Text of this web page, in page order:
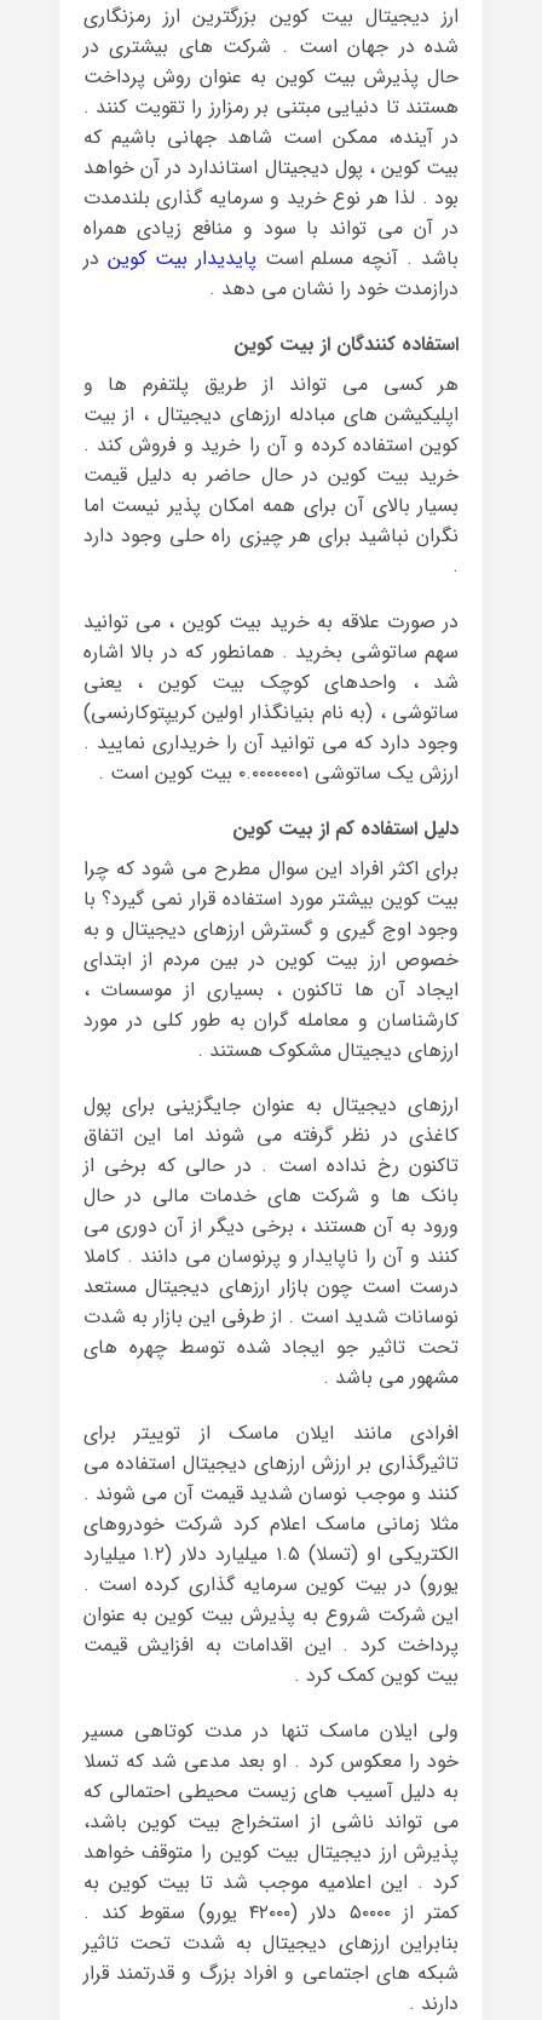
ارز دیجیتال بیت کوین بزرگترین ارز رمزنگاری
شده در جهان است . شرکت ‌های بیشتری در
حال پذیرش بیت کوین به عنوان روش پرداخت
هستند تا دنیایی مبتنی بر رمزارز را تقویت کنند .
در آینده، ممکن است شاهد جهانی باشیم که
بیت کوین ، پول دیجیتال استاندارد در آن خواهد
بود . لذا هر نوع خرید و سرمایه گذاری بلندمدت
در آن می تواند با سود و منافع زیادی همراه
باشد . آنچه مسلم است پایدیدار بیت کوین در
درازمدت خود را نشان می دهد .
استفاده کنندگان از بیت کوین
هر کسی می ‌تواند از طریق پلتفرم ‌ها و
اپلیکیشن‌ های مبادله ارزهای دیجیتال ، از بیت
‌کوین استفاده کرده و آن را خرید و فروش کند .
خرید بیت کوین در حال حاضر به دلیل قیمت
بسیار بالای آن برای همه امکان پذیر نیست اما
نگران نباشید برای هر چیزی راه حلی وجود دارد
.
در صورت علاقه به خرید بیت کوین ، می توانید
سهم ساتوشی بخرید . همانطور که در بالا اشاره
شد ، واحدهای کوچک بیت کوین ، یعنی
ساتوشی ، (به نام بنیانگذار اولین کریپتوکارنسی)
وجود دارد که می توانید آن را خریداری نمایید .
ارزش یک ساتوشی ۰.۰۰۰۰۰۰۰۱ بیت کوین است .
دلیل استفاده کم از بیت کوین
برای اکثر افراد این سوال مطرح می شود که چرا
بیت کوین بیشتر مورد استفاده قرار نمی گیرد؟ با
وجود اوج گیری و گسترش ارزهای دیجیتال و به
خصوص ارز بیت کوین در بین مردم از ابتدای
ایجاد آن ها تاکنون ، بسیاری از موسسات ،
کارشناسان و معامله گران به طور کلی در مورد
ارزهای دیجیتال مشکوک هستند .
ارزهای دیجیتال به عنوان جایگزینی برای پول
کاغذی در نظر گرفته می شوند اما این اتفاق
تاکنون رخ نداده است . در حالی که برخی از
بانک‌ ها و شرکت‌ های خدمات مالی در حال
ورود به آن هستند ، برخی دیگر از آن دوری می‌
کنند و آن را ناپایدار و پرنوسان می دانند . کاملا
درست است چون بازار ارزهای دیجیتال مستعد
نوسانات شدید است . از طرفی این بازار به شدت
تحت تاثیر جو ایجاد شده توسط چهره های
مشهور می باشد .
افرادی مانند ایلان ماسک از توییتر برای
تاثیرگذاری بر ارزش ارزهای دیجیتال استفاده می
کنند و موجب نوسان شدید قیمت آن می شوند .
مثلا زمانی ماسک اعلام کرد شرکت خودروهای
الکتریکی او (تسلا) ۱.۵ میلیارد دلار (۱.۲ میلیارد
یورو) در بیت کوین سرمایه گذاری کرده است .
این شرکت شروع به پذیرش بیت کوین به عنوان
پرداخت کرد . این اقدامات به افزایش قیمت
بیت کوین کمک کرد .
ولی ایلان ماسک تنها در مدت کوتاهی مسیر
خود را معکوس کرد . او بعد مدعی شد که تسلا
به دلیل آسیب‌ های زیست محیطی احتمالی که
می ‌تواند ناشی از استخراج بیت ‌کوین باشد،
پذیرش ارز دیجیتال بیت ‌کوین را متوقف خواهد
کرد . این اعلامیه موجب شد تا بیت کوین به
کمتر از ۵۰۰۰۰ دلار (۴۲۰۰۰ یورو) سقوط کند .
بنابراین ارزهای دیجیتال به شدت تحت تاثیر
شبکه های اجتماعی و افراد بزرگ و قدرتمند قرار
دارند .